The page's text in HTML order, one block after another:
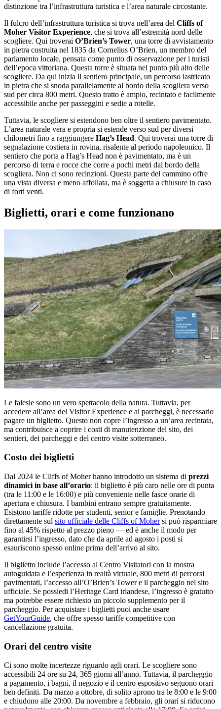
distinzione tra l’infrastruttura turistica e l’area naturale circostante.
Il fulcro dell’infrastruttura turistica si trova nell’area del Cliffs of
Moher Visitor Experience, che si trova all’estremità nord delle
scogliere. Qui troverai O’Brien’s Tower, una torre di avvistamento
in pietra costruita nel 1835 da Cornelius O’Brien, un membro del
parlamento locale, pensata come punto di osservazione per i turisti
dell’epoca vittoriana. Questa torre è situata nel punto più alto delle
scogliere. Da qui inizia il sentiero principale, un percorso lastricato
in pietra che si snoda parallelamente al bordo della scogliera verso
sud per circa 800 metri. Questo tratto è ampio, recintato e facilmente
accessibile anche per passeggini e sedie a rotelle.
Tuttavia, le scogliere si estendono ben oltre il sentiero pavimentato.
L’area naturale vera e propria si estende verso sud per diversi
chilometri fino a raggiungere Hag’s Head. Qui troverai una torre di
segnalazione costiera in rovina, risalente al periodo napoleonico. Il
sentiero che porta a Hag’s Head non è pavimentato, ma è un
percorso di terra e rocce che corre a pochi metri dal bordo della
scogliera. Non ci sono recinzioni. Questa parte del cammino offre
una vista diversa e meno affollata, ma è soggetta a chiusure in caso
di forti venti.
Biglietti, orari e come funzionano
Le falesie sono un vero spettacolo della natura. Tuttavia, per
accedere all’area del Visitor Experience e ai parcheggi, è necessario
pagare un biglietto. Questo non copre l’ingresso a un’area recintata,
ma contribuisce a coprire i costi di manutenzione del sito, dei
sentieri, dei parcheggi e del centro visite sotterraneo.
Costo dei biglietti
Dal 2024 le Cliffs of Moher hanno introdotto un sistema di prezzi
dinamici in base all’orario: il biglietto è più caro nelle ore di punta
(tra le 11:00 e le 16:00) e più conveniente nelle fasce orarie di
apertura e chiusura. I bambini entrano sempre gratuitamente.
Esistono tariffe ridotte per studenti, senior e famiglie. Prenotando
direttamente sul sito ufficiale delle Cliffs of Mohersi può risparmiare
fino al 45% rispetto al prezzo pieno — ed è anche il modo per
garantirsi l’ingresso, dato che da aprile ad agosto i posti si
esauriscono spesso online prima dell’arrivo al sito.
Il biglietto include l’accesso al Centro Visitatori con la mostra
autoguidata e l’esperienza in realtà virtuale, 800 metri di percorsi
pavimentati, l’accesso all’O’Brien’s Tower e il parcheggio nel sito
ufficiale. Se possiedi l’Heritage Card irlandese, l’ingresso è gratuito
ma potrebbe essere richiesto un piccolo supplemento per il
parcheggio. Per acquistare i biglietti puoi anche usare
GetYourGuide, che offre spesso tariffe competitive con
cancellazione gratuita.
Orari del centro visite
Ci sono molte incertezze riguardo agli orari. Le scogliere sono
accessibili 24 ore su 24, 365 giorni all’anno. Tuttavia, il parcheggio
a pagamento, i bagni, il negozio e il centro espositivo seguono orari
ben definiti. Da marzo a ottobre, di solito aprono tra le 8:00 e le 9:00
e chiudono alle 20:00. Da novembre a febbraio, gli orari si riducono